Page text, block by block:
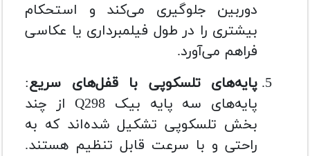
دوربین جلوگیری می‌کند و استحکام
بیشتری را در طول فیلمبرداری یا عکاسی
فراهم می‌آورد.
پایه‌های تلسکوپی با قفل‌های سریع:
پایه‌های سه پایه بیک Q298 از چند
بخش تلسکوپی تشکیل شده‌اند که به
راحتی و با سرعت قابل تنظیم هستند.